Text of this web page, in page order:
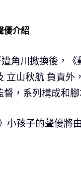
優介紹
角川撤換後，
立山秋航 負責外
督，系列構成和
小孩子的聲優